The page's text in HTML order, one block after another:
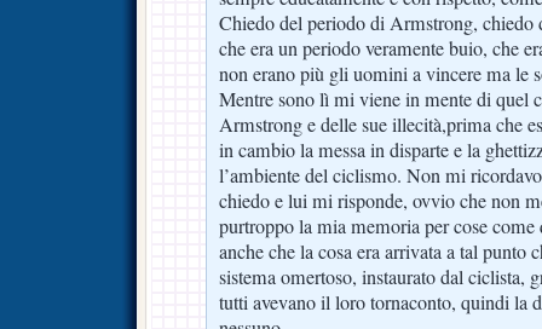
Chiedo del periodo di Armstrong,
che era un periodo veramente buio, che
non erano più gli uomini a vincere ma le
Mentre sono lì mi viene in mente di quel
Armstrong e delle sue illecità,prima che
in cambio la messa in disparte e la
l’ambiente del ciclismo. Non mi
chiedo e lui mi risponde, ovvio che non
purtroppo la mia memoria per cose come
anche che la cosa era arrivata a tal punto
sistema omertoso, instaurato dal ciclista,
tutti avevano il loro tornaconto, quindi la